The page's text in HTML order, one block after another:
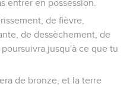
entrer en possession.
de fièvre,
de dessèchement, de
jusqu'à ce que tu
de bronze, et la terre